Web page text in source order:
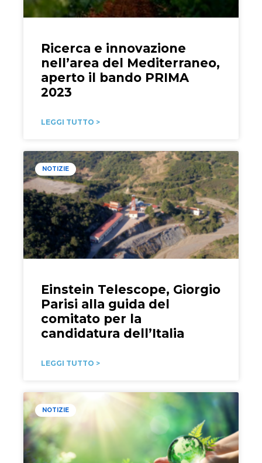
Ricerca e innovazione
nell’area del Mediterraneo,
aperto il bando PRIMA
2023
LEGGI TUTTO >
NOTIZIE
Einstein Telescope, Giorgio
Parisi alla guida del
comitato per la
candidatura dell’Italia
LEGGI TUTTO >
NOTIZIE